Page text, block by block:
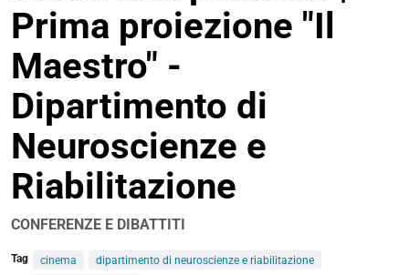
condivisione
Prima proiezione "Il
Maestro" -
Dipartimento di
Neuroscienze e
Riabilitazione
CONFERENZE E DIBATTITI
Tag cinema
dipartimento di neuroscienze e riabilitazione